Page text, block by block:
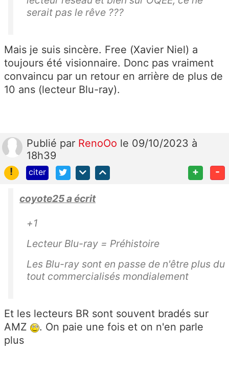
serait pas le rêve ???
Mais je suis sincère. Free (Xavier Niel) a
toujours été visionnaire. Donc pas vraiment
convaincu par un retour en arrière de plus de
10 ans (lecteur Blu-ray).
Publié par RenoOo le 09/10/2023 à
18h39
!
citer + -
coyote25 a écrit
+1
Lecteur Blu-ray = Préhistoire
Les Blu-ray sont en passe de n'être plus du
tout commercialisés mondialement
Et les lecteurs BR sont souvent bradés sur
AMZ
. On paie une fois et on n'en parle
plus